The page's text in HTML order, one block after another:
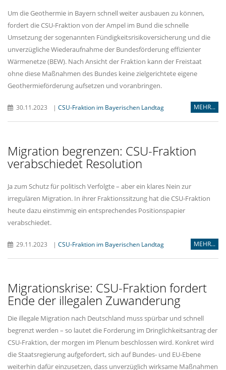
Um die Geothermie in Bayern schnell weiter ausbauen zu können,
fordert die CSU-Fraktion von der Ampel im Bund die schnelle
Umsetzung der sogenannten Fündigkeitsrisikoversicherung und die
unverzügliche Wiederaufnahme der Bundesförderung effizienter
Wärmenetze (BEW). Nach Ansicht der Fraktion kann der Freistaat
ohne diese Maßnahmen des Bundes keine zielgerichtete eigene
Geothermieförderung aufsetzen und voranbringen.
30.11.2023 | CSU-Fraktion im Bayerischen Landtag MEHR...
Migration begrenzen: CSU-Fraktion
verabschiedet Resolution
Ja zum Schutz für politisch Verfolgte – aber ein klares Nein zur
irregulären Migration. In ihrer Fraktionssitzung hat die CSU-Fraktion
heute dazu einstimmig ein entsprechendes Positionspapier
verabschiedet.
29.11.2023 | CSU-Fraktion im Bayerischen Landtag MEHR...
Migrationskrise: CSU-Fraktion fordert
Ende der illegalen Zuwanderung
Die illegale Migration nach Deutschland muss spürbar und schnell
begrenzt werden – so lautet die Forderung im Dringlichkeitsantrag der
CSU-Fraktion, der morgen im Plenum beschlossen wird. Konkret wird
die Staatsregierung aufgefordert, sich auf Bundes- und EU-Ebene
weiterhin dafür einzusetzen, dass unverzüglich wirksame Maßnahmen